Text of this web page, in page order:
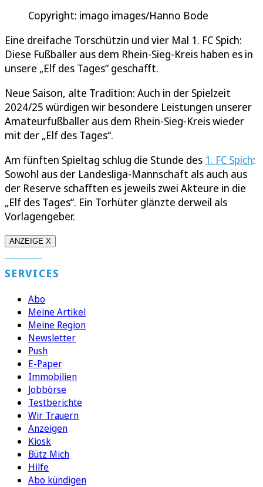
Copyright: imago images/Hanno Bode
Eine dreifache Torschützin und vier Mal 1. FC Spich:
Diese Fußballer aus dem Rhein-Sieg-Kreis haben es in
unsere „Elf des Tages“ geschafft.
Neue Saison, alte Tradition: Auch in der Spielzeit
2024/25 würdigen wir besondere Leistungen unserer
Amateurfußballer aus dem Rhein-Sieg-Kreis wieder
mit der „Elf des Tages“.
Am fünften Spieltag schlug die Stunde des 1. FC Spich:
Sowohl aus der Landesliga-Mannschaft als auch aus
der Reserve schafften es jeweils zwei Akteure in die
„Elf des Tages“. Ein Torhüter glänzte derweil als
Vorlagengeber.
ANZEIGE X
SERVICES
Abo
Meine Artikel
Meine Region
Newsletter
Push
E-Paper
Immobilien
Jobbörse
Testberichte
Wir Trauern
Anzeigen
Kiosk
Bütz Mich
Hilfe
Abo kündigen